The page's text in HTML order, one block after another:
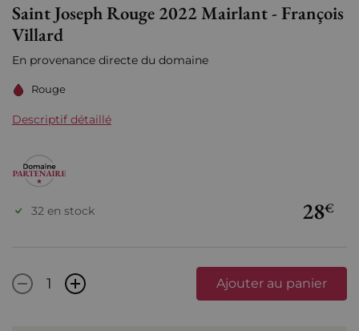
Saint Joseph Rouge 2022 Mairlant - François
Villard
En provenance directe du domaine
Rouge
Descriptif détaillé
28€
32 en stock
- + Ajouter au panier